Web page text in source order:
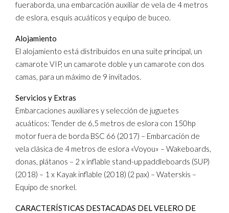
fueraborda, una embarcación auxiliar de vela de 4 metros
de eslora, esquís acuáticos y equipo de buceo.
Alojamiento
El alojamiento está distribuidos en una suite principal, un
camarote VIP, un camarote doble y un camarote con dos
camas, para un máximo de 9 invitados.
Servicios y Extras
Embarcaciones auxiliares y selección de juguetes
acuáticos: Tender de 6,5 metros de eslora con 150hp
motor fuera de borda BSC 66 (2017) – Embarcación de
vela clásica de 4 metros de eslora «Voyou» – Wakeboards,
donas, plátanos – 2 x inflable stand-up paddleboards (SUP)
(2018) – 1 x Kayak inflable (2018) (2 pax) – Waterskis –
Equipo de snorkel.
CARACTERÍSTICAS DESTACADAS DEL VELERO DE